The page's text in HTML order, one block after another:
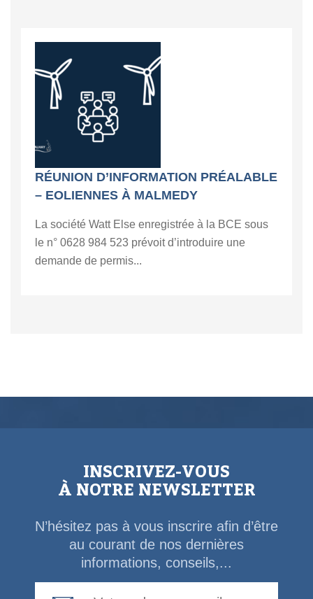
RÉUNION D’INFORMATION PRÉALABLE
– EOLIENNES À MALMEDY
La société Watt Else enregistrée à la BCE sous
le n° 0628 984 523 prévoit d’introduire une
demande de permis...
INSCRIVEZ-VOUS
À NOTRE NEWSLETTER
N’hésitez pas à vous inscrire afin d’être
au courant de nos dernières
informations, conseils,...